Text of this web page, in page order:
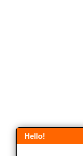
Hello!